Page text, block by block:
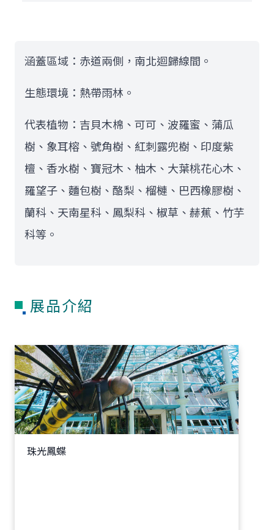
涵蓋區域：赤道兩側，南北迴歸線間。
生態環境：熱帶雨林。
代表植物：吉貝木棉、可可、波羅蜜、蒲瓜
樹、象耳榕、號角樹、紅刺露兜樹、印度紫
檀、香水樹、寶冠木、柚木、大葉桃花心木、
羅望子、麵包樹、酪梨、榴槤、巴西橡膠樹、
蘭科、天南星科、鳳梨科、椒草、赫蕉、竹芋
科等。
展品介紹
珠光鳳蝶